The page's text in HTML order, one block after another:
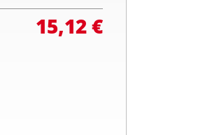
15,12 €